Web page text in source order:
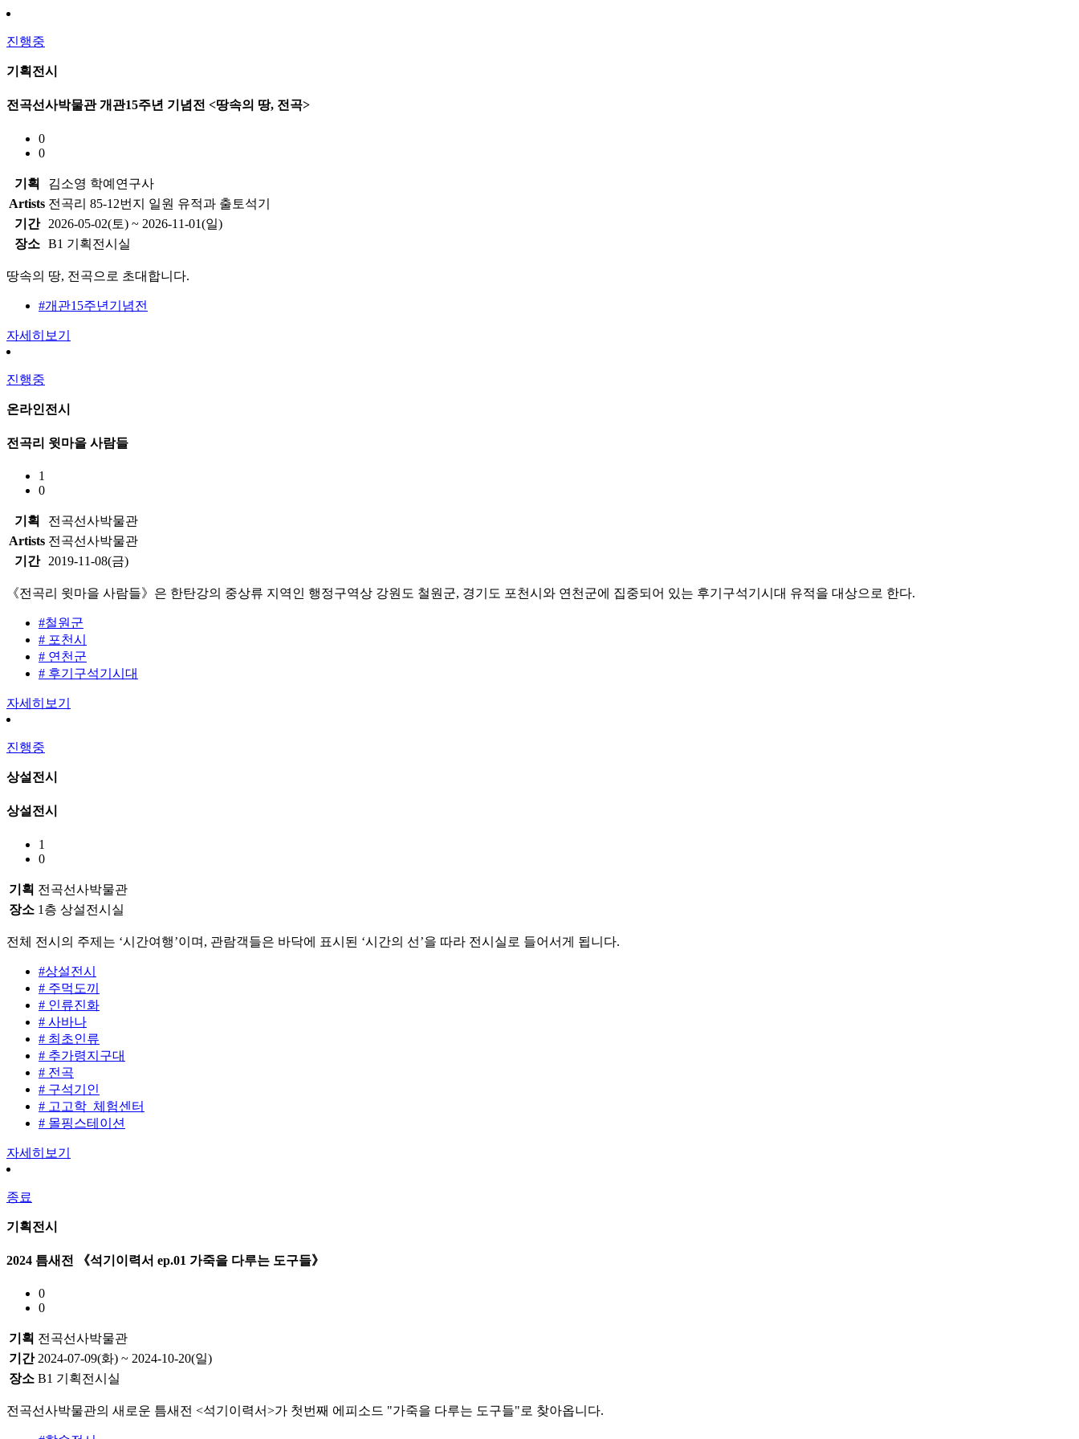
진행중
기획전시
전곡선사박물관 개관15주년 기념전 <땅속의 땅, 전곡>
0
0
기획
김소영 학예연구사
Artists 전곡리 85-12번지 일원 유적과 출토석기
기간
2026-05-02(토) ~ 2026-11-01(일)
장소
B1 기획전시실
땅속의 땅, 전곡으로 초대합니다.
#개관15주년기념전
자세히보기
진행중
온라인전시
전곡리 윗마을 사람들
1
0
기획
전곡선사박물관
Artists 전곡선사박물관
기간
2019-11-08(금)
《전곡리 윗마을 사람들》은 한탄강의 중상류 지역인 행정구역상 강원도 철원군, 경기도 포천시와 연천군에 집중되어 있는 후기구석기시대 유적을 대상으로 한다.
#철원군
# 포천시
# 연천군
# 후기구석기시대
자세히보기
진행중
상설전시
상설전시
1
0
기획 전곡선사박물관
장소 1층 상설전시실
전체 전시의 주제는 ‘시간여행’이며, 관람객들은 바닥에 표시된 ‘시간의 선’을 따라 전시실로 들어서게 됩니다.
#상설전시
# 주먹도끼
# 인류진화
# 사바나
# 최초인류
# 추가령지구대
# 전곡
# 구석기인
# 고고학_체험센터
# 몰핑스테이션
자세히보기
종료
기획전시
2024 틈새전 《석기이력서 ep.01 가죽을 다루는 도구들》
0
0
기획 전곡선사박물관
기간 2024-07-09(화) ~ 2024-10-20(일)
장소 B1 기획전시실
전곡선사박물관의 새로운 틈새전 <석기이력서>가 첫번째 에피소드 "가죽을 다루는 도구들"로 찾아옵니다.